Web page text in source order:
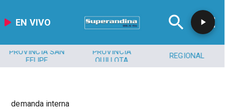
EN VIVO
PROVINCIA SAN
FELIPE
PROVINCIA
QUILLOTA
REGIONAL
demanda interna